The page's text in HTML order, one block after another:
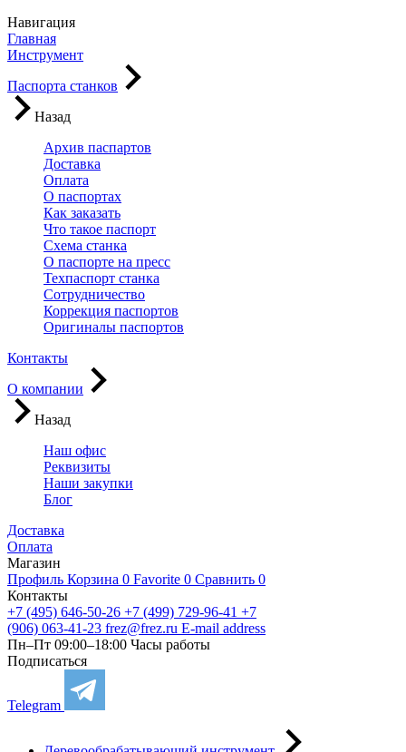
Навигация
Главная
Инструмент
Паспорта станков
Назад
Архив паспартов
Доставка
Оплата
О паспортах
Как заказать
Что такое паспорт
Схема станка
О паспорте на пресс
Техпаспорт станка
Сотрудничество
Коррекция паспортов
Оригиналы паспортов
Контакты
О компании
Назад
Наш офис
Реквизиты
Наши закупки
Блог
Доставка
Оплата
Магазин
Профиль Корзина 0 Favorite 0 Сравнить 0
Контакты
+7 (495) 646-50-26 +7 (499) 729-96-41 +7
(906) 063-41-23 frez@frez.ru E-mail address
Пн–Пт 09:00–18:00 Часы работы
Подписаться
Telegram